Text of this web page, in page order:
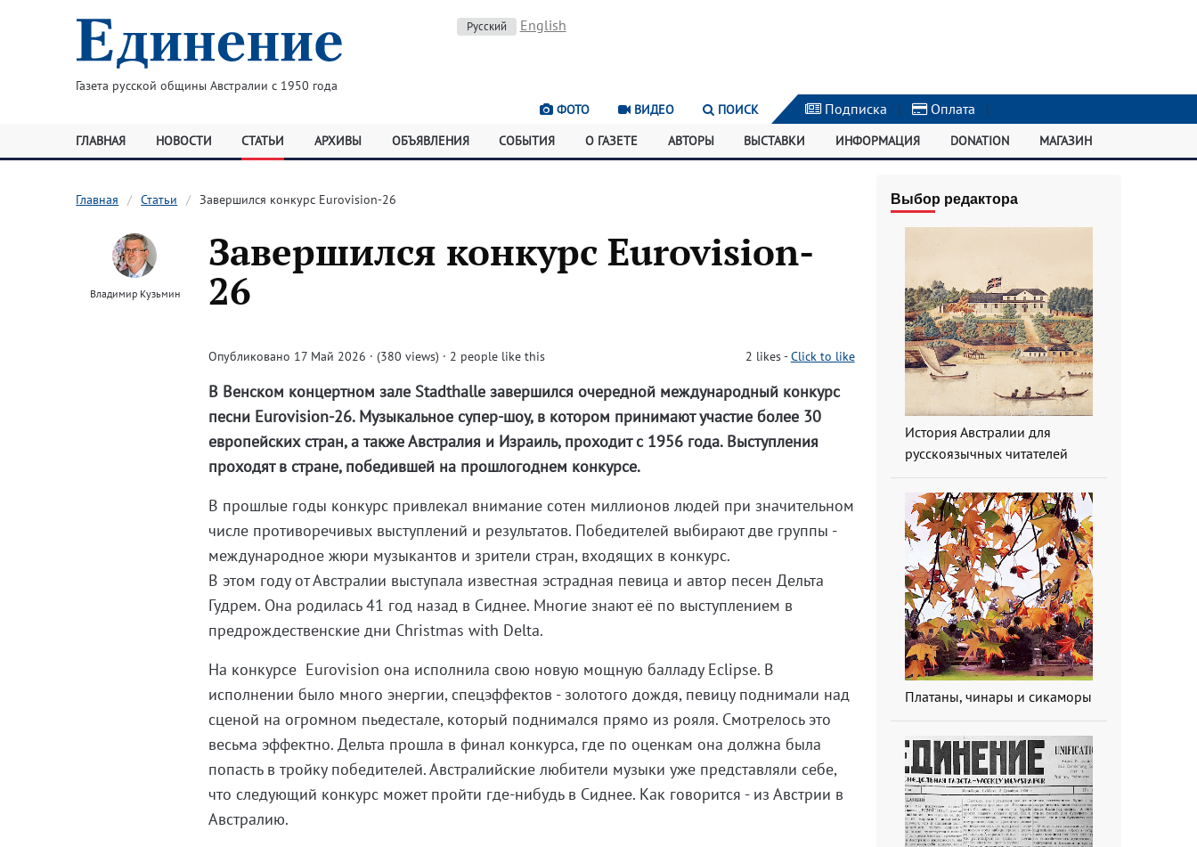
Газета русской общины Австралии с 1950 года
Русский English
ФОТО ВИДЕО ПОИСК Подписка | Оплата |
ГЛАВНАЯ НОВОСТИ СТАТЬИ АРХИВЫ ОБЪЯВЛЕНИЯ СОБЫТИЯ О ГАЗЕТЕ АВТОРЫ ВЫСТАВКИ ИНФОРМАЦИЯ DONATION МАГАЗИН
Главная Статьи Завершился конкурс Eurovision-26
Владимир Кузьмин
Завершился конкурс Eurovision-
26
Опубликовано 17 Май 2026 · (380 views) · 2 people like this 2 likes-Click to like
В Венском концертном зале Stadthalle завершился очередной международный конкурс
песни Eurovision-26. Музыкальное супер-шоу, в котором принимают участие более 30
европейских стран, а также Австралия и Израиль, проходит с 1956 года. Выступления
проходят в стране, победившей на прошлогоднем конкурсе.
В прошлые годы конкурс привлекал внимание сотен миллионов людей при значительном
числе противоречивых выступлений и результатов. Победителей выбирают две группы -
международное жюри музыкантов и зрители стран, входящих в конкурс.
В этом году от Австралии выступала известная эстрадная певица и автор песен Дельта
Гудрем. Она родилась 41 год назад в Сиднее. Многие знают её по выступлением в
предрождественские дни Christmas with Delta.
На конкурсе Eurovision она исполнила свою новую мощную балладу Eclipse. В
исполнении было много энергии, спецэффектов - золотого дождя, певицу поднимали над
сценой на огромном пьедестале, который поднимался прямо из рояля. Смотрелось это
весьма эффектно. Дельта прошла в финал конкурса, где по оценкам она должна была
попасть в тройку победителей. Австралийские любители музыки уже представляли себе,
что следующий конкурс может пройти где-нибудь в Сиднее. Как говорится - из Австрии в
Австралию.
Выбор редактора
История Австралии для
русскоязычных читателей
Платаны, чинары и сикаморы